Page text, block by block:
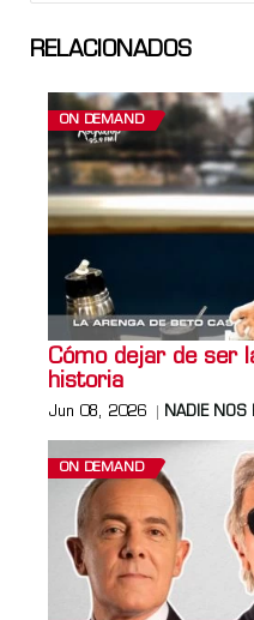
RELACIONADOS
ON DEMAND
Cómo dejar de ser
historia
Jun 08, 2026 NADIE NOS
ON DEMAND